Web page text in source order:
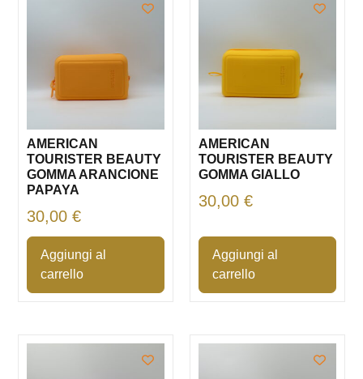
AMERICAN
TOURISTER BEAUTY
GOMMA ARANCIONE
PAPAYA
30,00€
Aggiungi al
carrello
AMERICAN
TOURISTER BEAUTY
GOMMA GIALLO
30,00 €
Aggiungi al
carrello